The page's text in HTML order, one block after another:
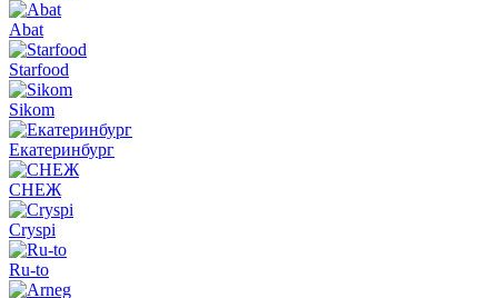
Abat
Starfood
Sikom
Екатеринбург
СНЕЖ
Cryspi
Ru-to